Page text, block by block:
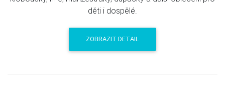
děti i dospělé.
ZOBRAZIT DETAIL